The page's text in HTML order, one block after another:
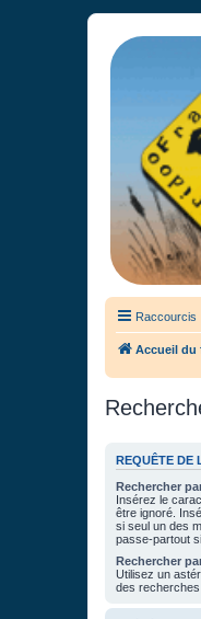
France
Didgeridoo et
Raccourcis
Accueil du
REQUÊTE DE
Rechercher
Insérez le
être ignoré.
si seul un des
passe-partout
Rechercher
Utilisez un
des recherches